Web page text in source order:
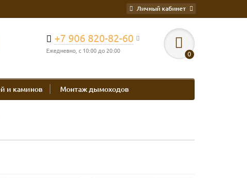
Личный кабинет
+7 906 820-82-60
Ежедневно, с 10:00 до 20:00 0
и каминов Монтаж дымоходов